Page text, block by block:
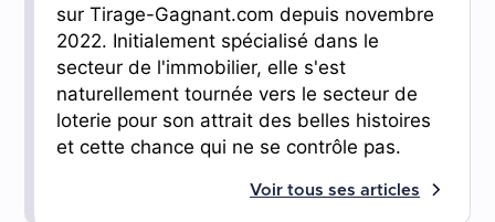
sur Tirage-Gagnant.com depuis novembre
2022. Initialement spécialisé dans le
secteur de l'immobilier, elle s'est
naturellement tournée vers le secteur de
loterie pour son attrait des belles histoires
et cette chance qui ne se contrôle pas.
Voir tous ses articles